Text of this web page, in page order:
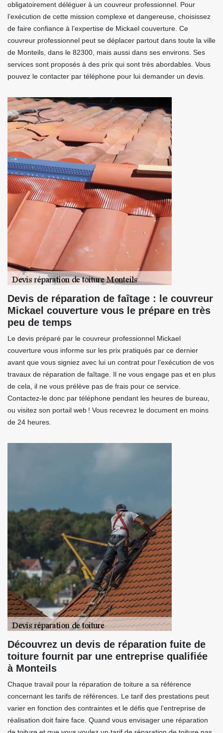
obligatoirement déléguer à un couvreur professionnel. Pour
l’exécution de cette mission complexe et dangereuse, choisissez
de faire confiance à l’expertise de Mickael couverture. Ce
couvreur professionnel peut se déplacer partout dans toute la ville
de Monteils, dans le 82300, mais aussi dans ses environs. Ses
services sont proposés à des prix qui sont très abordables. Vous
pouvez le contacter par téléphone pour lui demander un devis.
Devis de réparation de faîtage : le couvreur
Mickael couverture vous le prépare en très
peu de temps
Le devis préparé par le couvreur professionnel Mickael
couverture vous informe sur les prix pratiqués par ce dernier
avant que vous signiez avec lui un contrat pour l’exécution de vos
travaux de réparation de faîtage. Il ne vous engage pas et en plus
de cela, il ne vous prélève pas de frais pour ce service.
Contactez-le donc par téléphone pendant les heures de bureau,
ou visitez son portail web ! Vous recevrez le document en moins
de 24 heures.
Découvrez un devis de réparation fuite de
toiture fournit par une entreprise qualifiée
à Monteils
Chaque travail pour la réparation de toiture a sa référence
concernant les tarifs de références. Le tarif des prestations peut
varier en fonction des contraintes et le défis que l’entreprise de
réalisation doit faire face. Quand vous envisager une réparation